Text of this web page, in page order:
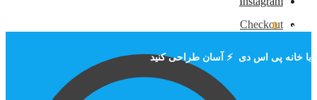
Checkout تومان ۰ 0
با خانه پی اس دی ⚡ آسان طراحی کنید